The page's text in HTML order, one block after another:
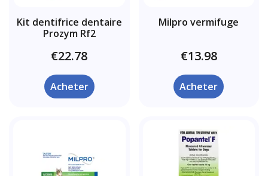
Kit dentifrice dentaire
Prozym Rf2
€22.78
Acheter
Milpro vermifuge
€13.98
Acheter